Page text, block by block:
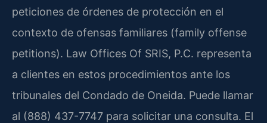
peticiones de órdenes de protección en el
contexto de ofensas familiares (family offense
petitions). Law Offices Of SRIS, P.C. representa
a clientes en estos procedimientos ante los
tribunales del Condado de Oneida. Puede llamar
al (888) 437-7747 para solicitar una consulta. El